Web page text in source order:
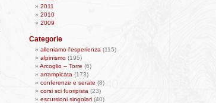
2011
2010
2009
Categorie
alleniamo l'esperienza (115)
alpinismo (195)
Arcoglio – Torre (6)
arrampicata (173)
conferenze e serate (8)
corsi sci fuoripista (23)
escursioni singolari (40)